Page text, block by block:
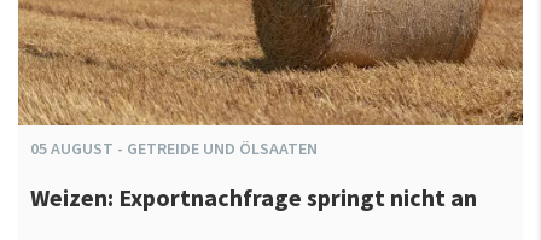
05AUGUST - GETREIDE UND ÖLSAATEN
Weizen: Exportnachfrage springt nicht an